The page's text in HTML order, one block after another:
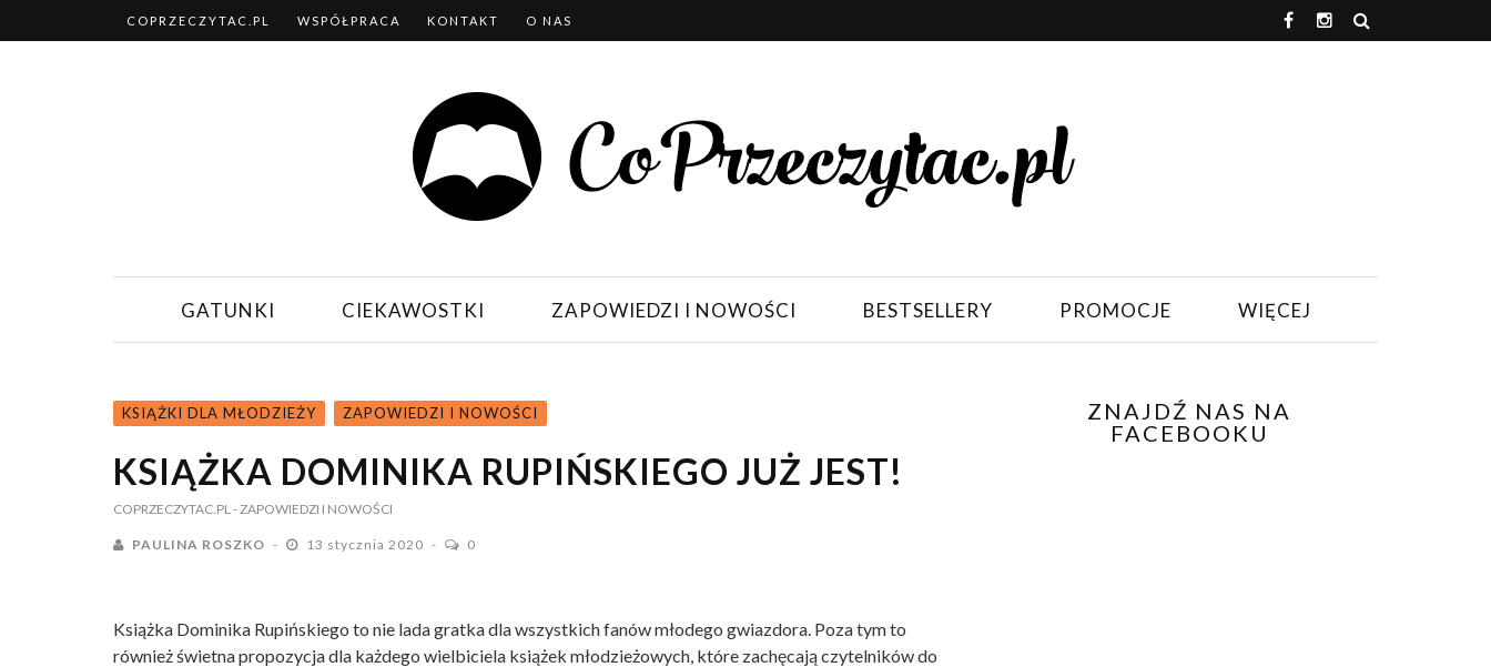
COPRZECZYTAC.PL WSPÓŁPRACA KONTAKT O NAS
GATUNKI CIEKAWOSTKI ZAPOWIEDZI I NOWOŚCI BESTSELLERY PROMOCJE WIĘCEJ
KSIĄŻKI DLA MŁODZIEŻY ZAPOWIEDZI I NOWOŚCI
KSIĄŻKA DOMINIKA RUPIŃSKIEGO JUŻ JEST!
COPRZECZYTAC.PL- ZAPOWIEDZI I NOWOŚCI
PAULINA ROSZKO 13 stycznia 2020 0
Książka Dominika Rupińskiego to nie lada gratka dla wszystkich fanów młodego gwiazdora. Poza tym to
również świetna propozycja dla każdego wielbiciela książek młodzieżowych, które zachęcają czytelników do
ZNAJDŹ NAS NA
FACEBOOKU